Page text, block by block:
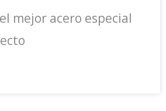
mejor acero especial